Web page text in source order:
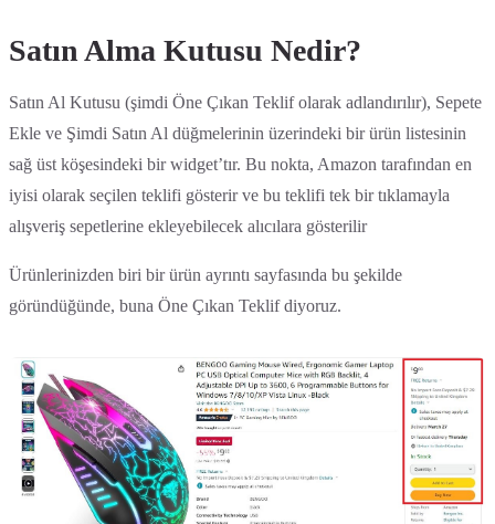
Satın Alma Kutusu Nedir?
Satın Al Kutusu (şimdi Öne Çıkan Teklif olarak adlandırılır), Sepete
Ekle ve Şimdi Satın Al düğmelerinin üzerindeki bir ürün listesinin
sağ üst köşesindeki bir widget’tır. Bu nokta, Amazon tarafından en
iyisi olarak seçilen teklifi gösterir ve bu teklifi tek bir tıklamayla
alışveriş sepetlerine ekleyebilecek alıcılara gösterilir
Ürünlerinizden biri bir ürün ayrıntı sayfasında bu şekilde
göründüğünde, buna Öne Çıkan Teklif diyoruz.